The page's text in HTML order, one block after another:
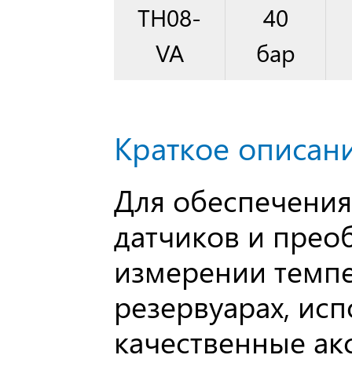
TH08-
VA
40
бар
Краткое
Для
датчиков и
измерении
резервуарах,
качественные